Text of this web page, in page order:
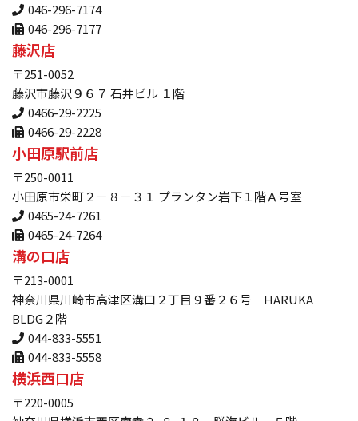
046-296-7174
046-296-7177
藤沢店
〒251-0052
藤沢市藤沢９６７ 石井ビル １階
0466-29-2225
0466-29-2228
小田原駅前店
〒250-0011
小田原市栄町２－８－３１ プランタン岩下１階Ａ号室
0465-24-7261
0465-24-7264
溝の口店
〒213-0001
神奈川県川崎市高津区溝口２丁目９番２６号 HARUKA
BLDG２階
044-833-5551
044-833-5558
横浜西口店
〒220-0005